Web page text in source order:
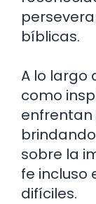
bíblicas.
A lo largo
como
enfrentan
sobre la
fe incluso
difíciles.